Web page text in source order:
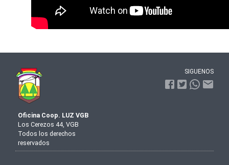
Oficina Coop. LUZ VGB
Los Cerezos 44, VGB
Todos los derechos
reservados
SIGUENOS